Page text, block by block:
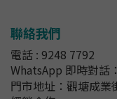
聯絡我們
電話 : 9248 7792
WhatsApp 即時對話 ：
門市地址： 觀塘成業